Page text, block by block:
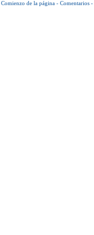
Comienzo de la página - Comentarios -